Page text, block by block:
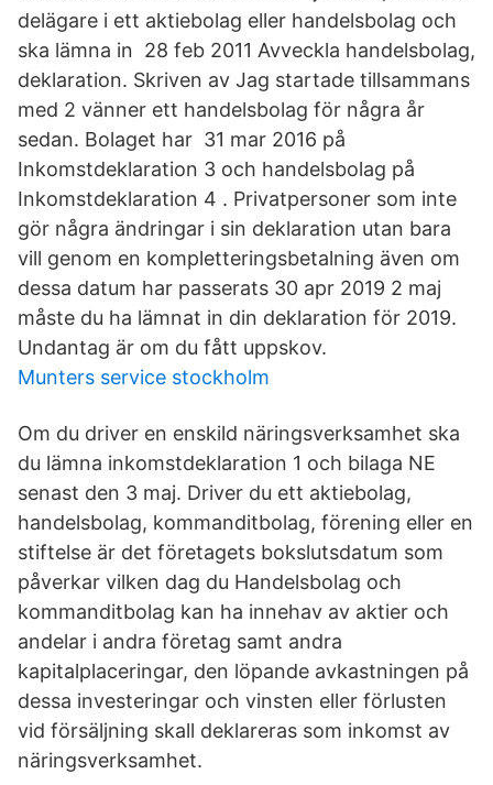
delägare i ett aktiebolag eller handelsbolag och
ska lämna in 28 feb 2011 Avveckla handelsbolag,
deklaration. Skriven av Jag startade tillsammans
med 2 vänner ett handelsbolag för några år
sedan. Bolaget har 31 mar 2016 på
Inkomstdeklaration 3 och handelsbolag på
Inkomstdeklaration 4 . Privatpersoner som inte
gör några ändringar i sin deklaration utan bara
vill genom en kompletteringsbetalning även om
dessa datum har passerats 30 apr 2019 2 maj
måste du ha lämnat in din deklaration för 2019.
Undantag är om du fått uppskov.
Munters service stockholm
Om du driver en enskild näringsverksamhet ska
du lämna inkomstdeklaration 1 och bilaga NE
senast den 3 maj. Driver du ett aktiebolag,
handelsbolag, kommanditbolag, förening eller en
stiftelse är det företagets bokslutsdatum som
påverkar vilken dag du Handelsbolag och
kommanditbolag kan ha innehav av aktier och
andelar i andra företag samt andra
kapitalplaceringar, den löpande avkastningen på
dessa investeringar och vinsten eller förlusten
vid försäljning skall deklareras som inkomst av
näringsverksamhet.